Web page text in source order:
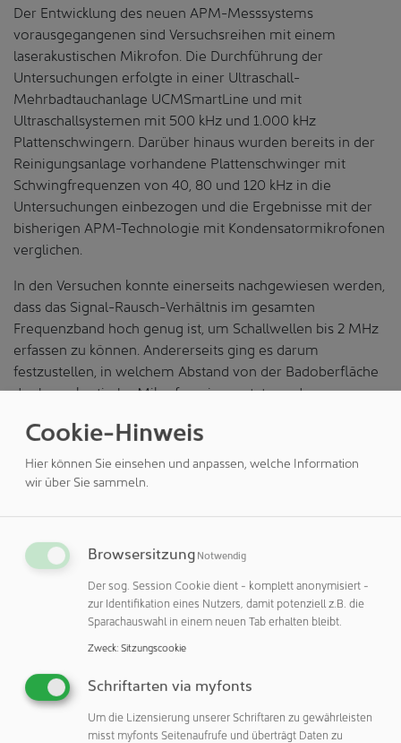
Der Entwicklung des neuen APM-Messsystems
vorausgegangenen sind Versuchsreihen mit einem
laserakustischen Mikrofon. Die Durchführung der
Untersuchungen erfolgte in einer Ultraschall-
Mehrbadtauchanlage UCMSmartLine und mit
Ultraschallsystemen mit 500 kHz und 1.000 kHz
Plattenschwingern. Darüber hinaus wurden bereits in der
Reinigungsanlage vorhandene Plattenschwinger mit
Schwingfrequenzen von 40, 80 und 120 kHz in die
Untersuchungen einbezogen und die Ergebnisse mit der
bisherigen APM-Technologie mit Kondensatormikrofonen
verglichen.
In den Versuchen konnte einerseits nachgewiesen werden,
dass das Signal-Rausch-Verhältnis im gesamten
Frequenzband hoch genug ist, um Schallwellen bis 2 MHz
erfassen zu können. Andererseits ging es darum
festzustellen, in welchem Abstand von der Badoberfläche
das laserakustische Mikrofon eingesetzt werden muss,
werdenden Dämpfung der Schallwellen durch die Luft
noch ein adäquates Frequenzspektrum berechnet werden
kann. Durch die hohe Sensitivität des laserakustischen
Kondensatormikrofon, das zur Messung von
niederfrequenten Ultraschall eingesetzt wird.
Vorteile durch kontakt- und bewegungsfreie Messung
Im Gegensatz zu Hydrophonen erfolgt die Messung mit
sowie bewegungsfrei. Dadurch ergeben sich verschiedene
Vorteile. So sind Kontaminationen der Medien durch das
Messsystem ausgeschlossen und es kann auch bei
Anwendungen mit aggressiver Chemie eingesetzt werden,
Cookie-Hinweis
Hier können Sie einsehen und anpassen, welche Information
wir über Sie sammeln.
Browsersitzung Notwendig
Der sog. Session Cookie dient - komplett anonymisiert -
zur Identifikation eines Nutzers, damit potenziell z.B. die
Sparachauswahl in einem neuen Tab erhalten bleibt.
Zweck: Sitzungscookie
Schriftarten via myfonts
Um die Lizensierung unserer Schriftaren zu gewährleisten
misst myfonts Seitenaufrufe und überträgt Daten zu